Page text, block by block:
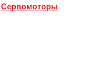
Сервомоторы